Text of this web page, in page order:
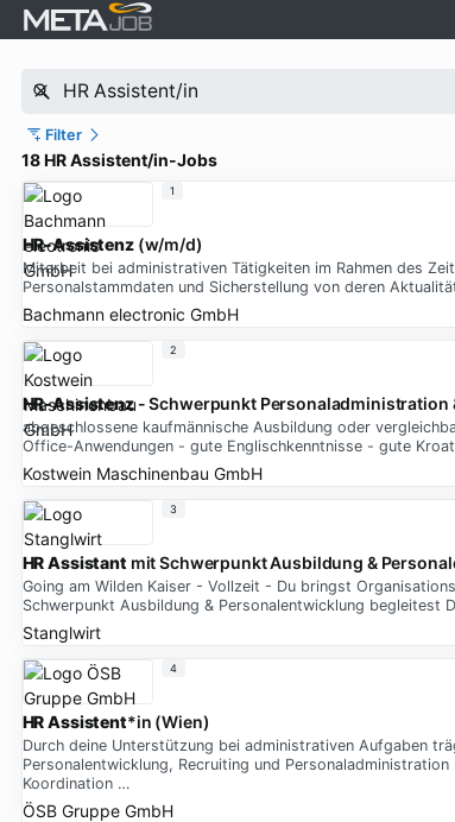
Filter
18 HR Assistent/in-Jobs
HR-Assistenz(w/m/d)
Mitarbeit bei administrativen Tätigkeiten im Rahmen des
Personalstammdaten und Sicherstellung von deren
Bachmann electronic GmbH
1
HR-Assistenz- Schwerpunkt Personaladministration
abgeschlossene kaufmännische Ausbildung oder
Office-Anwendungen - gute Englischkenntnisse - gute
Kostwein Maschinenbau GmbH
2
HR Assistant mit Schwerpunkt Ausbildung &
Going am Wilden Kaiser - Vollzeit - Du bringst
Schwerpunkt Ausbildung & Personalentwicklung begleitest
Stanglwirt
3
HR Assistent*in (Wien)
Durch deine Unterstützung bei administrativen Aufgaben
Personalentwicklung, Recruiting und
Koordination …
ÖSB Gruppe GmbH
4